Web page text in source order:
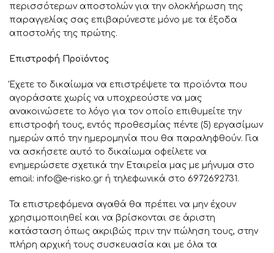
περισσότερων αποστολών για την ολοκλήρωση της
παραγγελίας σας επιβαρύνεστε μόνο με τα έξοδα
αποστολής της πρώτης.
Επιστροφή Προϊόντος
Έχετε το δικαίωμα να επιστρέψετε τα προϊόντα που
αγοράσατε χωρίς να υποχρεούστε να μας
ανακοινώσετε το λόγο για τον οποίο επιθυμείτε την
επιστροφή τους, εντός προθεσμίας πέντε (5) εργασίμων
ημερών από την ημερομηνία που θα παραληφθούν. Για
να ασκήσετε αυτό το δικαίωμα οφείλετε να
ενημερώσετε σχετικά την Εταιρεία μας με μήνυμα στο
email: info@e-risko.gr ή τηλεφωνικά στο 6972692731.
Τα επιστρεφόμενα αγαθά θα πρέπει να μην έχουν
χρησιμοποιηθεί και να βρίσκονται σε άριστη
κατάσταση όπως ακριβώς πριν την πώληση τους, στην
πλήρη αρχική τους συσκευασία και με όλα τα